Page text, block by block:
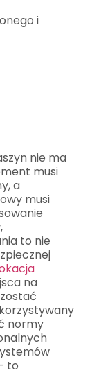
i
nie ma
musi
a
musi
to nie
na
normy
to